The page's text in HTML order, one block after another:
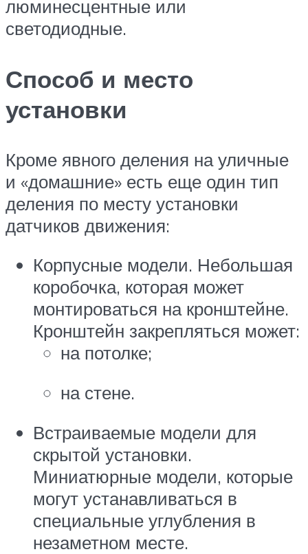
люминесцентные или
светодиодные.
Способ и место
установки
Кроме явного деления на уличные
и «домашние» есть еще один тип
деления по месту установки
датчиков движения:
Корпусные модели. Небольшая
коробочка, которая может
монтироваться на кронштейне.
Кронштейн закрепляться может:
на потолке;
на стене.
Встраиваемые модели для
скрытой установки.
Миниатюрные модели, которые
могут устанавливаться в
специальные углубления в
незаметном месте.